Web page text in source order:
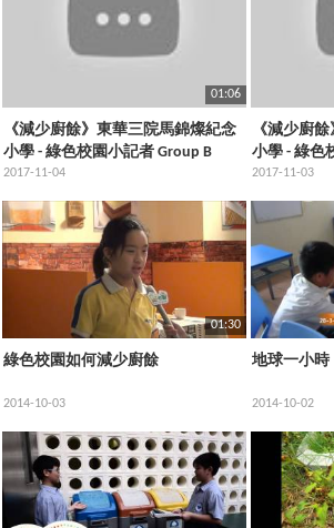
01:06
《減少廚餘》東華三院馬錦燦紀念
小學 - 綠色校園小記者 Group B
2017-11-04
《減少廚
小學 - 綠色
2017-11-03
01:30
綠色校園如何減少廚餘
2014-10-03
地球一小時
2014-10-02